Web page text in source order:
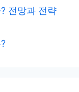
전망과 전략